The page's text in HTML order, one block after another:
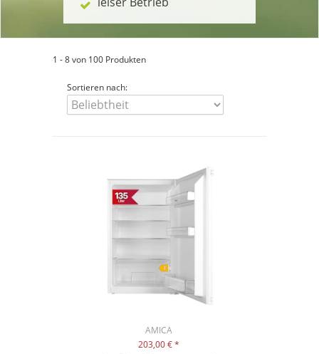
1 - 8 von 100 Produkten
Sortieren nach:
AMICA
203,00 €*